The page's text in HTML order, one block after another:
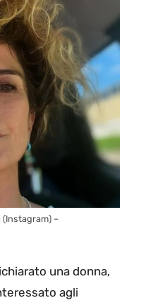
(Instagram) –
una donna,
agli